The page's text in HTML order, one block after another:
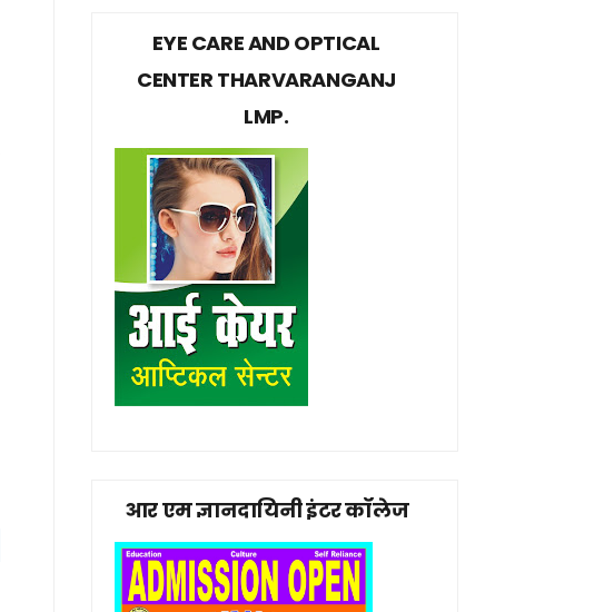
EYE CARE AND OPTICAL
CENTER THARVARANGANJ
LMP.
आर एम ज्ञानदायिनी इंटर कॉलेज